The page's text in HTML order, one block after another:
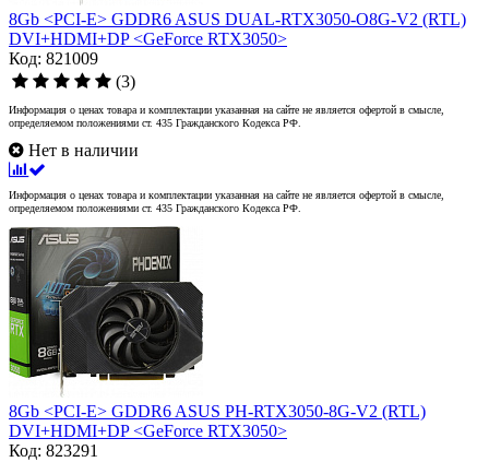
8Gb <PCI-E> GDDR6 ASUS DUAL-RTX3050-O8G-V2 (RTL)
DVI+HDMI+DP <GeForce RTX3050>
Код: 821009
(3)
Информация о ценах товара и комплектации указанная на сайте не является офертой в смысле,
определяемом положениями ст. 435 Гражданского Кодекса РФ.
Нет в наличии
Информация о ценах товара и комплектации указанная на сайте не является офертой в смысле,
определяемом положениями ст. 435 Гражданского Кодекса РФ.
8Gb <PCI-E> GDDR6 ASUS PH-RTX3050-8G-V2 (RTL)
DVI+HDMI+DP <GeForce RTX3050>
Код: 823291